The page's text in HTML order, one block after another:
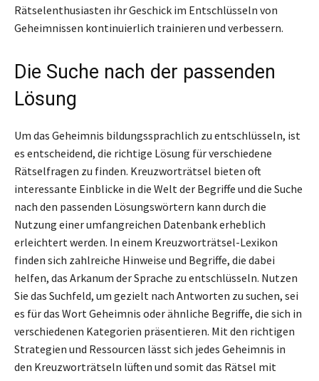
Rätselenthusiasten ihr Geschick im Entschlüsseln von
Geheimnissen kontinuierlich trainieren und verbessern.
Die Suche nach der passenden
Lösung
Um das Geheimnis bildungssprachlich zu entschlüsseln, ist
es entscheidend, die richtige Lösung für verschiedene
Rätselfragen zu finden. Kreuzworträtsel bieten oft
interessante Einblicke in die Welt der Begriffe und die Suche
nach den passenden Lösungswörtern kann durch die
Nutzung einer umfangreichen Datenbank erheblich
erleichtert werden. In einem Kreuzworträtsel-Lexikon
finden sich zahlreiche Hinweise und Begriffe, die dabei
helfen, das Arkanum der Sprache zu entschlüsseln. Nutzen
Sie das Suchfeld, um gezielt nach Antworten zu suchen, sei
es für das Wort Geheimnis oder ähnliche Begriffe, die sich in
verschiedenen Kategorien präsentieren. Mit den richtigen
Strategien und Ressourcen lässt sich jedes Geheimnis in
den Kreuzworträtseln lüften und somit das Rätsel mit